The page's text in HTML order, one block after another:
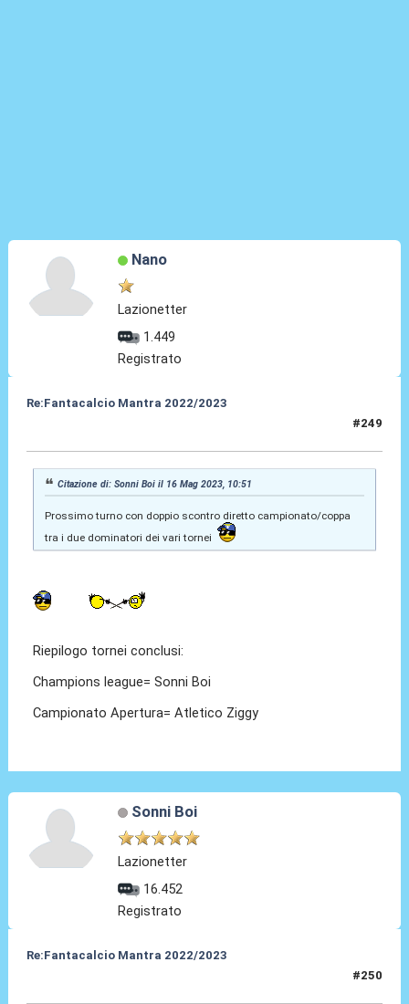
Nano
Lazionetter
1.449
Registrato
Re:Fantacalcio Mantra 2022/2023
#249
Citazione di: Sonni Boi il 16 Mag 2023, 10:51
Prossimo turno con doppio scontro diretto campionato/coppa
tra i due dominatori dei vari tornei
Riepilogo tornei conclusi:
Champions league= Sonni Boi
Campionato Apertura= Atletico Ziggy
Sonni Boi
Lazionetter
16.452
Registrato
Re:Fantacalcio Mantra 2022/2023
#250